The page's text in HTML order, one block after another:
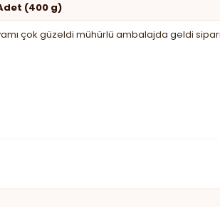
Adet (400 g)
çok güzeldi mühürlü ambalajda geldi